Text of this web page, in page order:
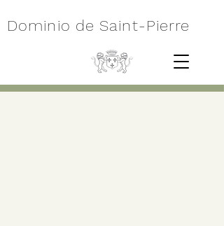
Dominio de Saint-Pierre